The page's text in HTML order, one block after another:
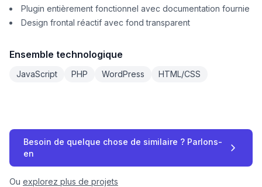
Plugin entièrement fonctionnel avec documentation fournie
Design frontal réactif avec fond transparent
Ensemble technologique
JavaScript PHP WordPress HTML/CSS
Besoin de quelque chose de similaire ? Parlons-
en
Ou explorez plus de projets